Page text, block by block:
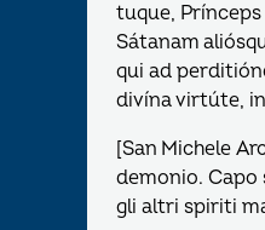
tuque,
Sátanam
qui ad
divína virtúte,
[San Michele
demonio. Capo
gli altri spiriti